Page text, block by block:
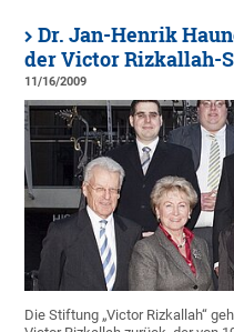
Dr. Jan-Henrik
der Victor Rizkallah-
11/16/2009
Die Stiftung „Victor Rizkallah“